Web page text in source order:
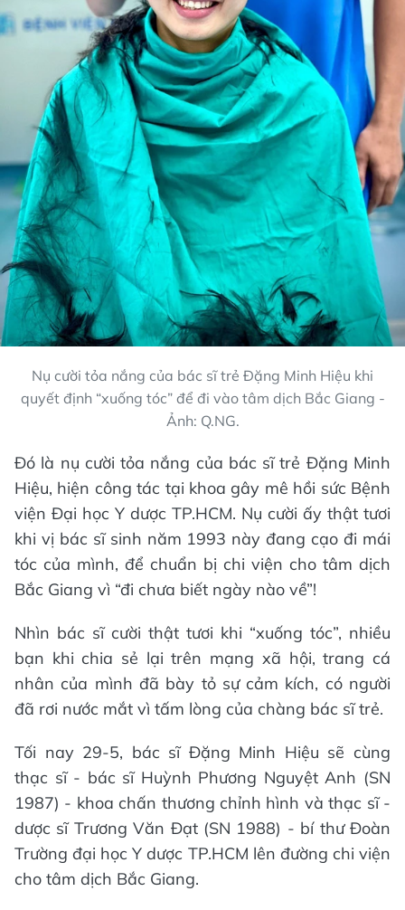
Nụ cười tỏa nắng của bác sĩ trẻ Đặng Minh Hiệu khi
quyết định “xuống tóc” để đi vào tâm dịch Bắc Giang -
Ảnh: Q.NG.
Đó là nụ cười tỏa nắng của bác sĩ trẻ Đặng Minh
Hiệu, hiện công tác tại khoa gây mê hồi sức Bệnh
viện Đại học Y dược TP.HCM. Nụ cười ấy thật tươi
khi vị bác sĩ sinh năm 1993 này đang cạo đi mái
tóc của mình, để chuẩn bị chi viện cho tâm dịch
Bắc Giang vì “đi chưa biết ngày nào về”!
Nhìn bác sĩ cười thật tươi khi “xuống tóc”, nhiều
bạn khi chia sẻ lại trên mạng xã hội, trang cá
nhân của mình đã bày tỏ sự cảm kích, có người
đã rơi nước mắt vì tấm lòng của chàng bác sĩ trẻ.
Tối nay 29-5, bác sĩ Đặng Minh Hiệu sẽ cùng
thạc sĩ - bác sĩ Huỳnh Phương Nguyệt Anh (SN
1987) - khoa chấn thương chỉnh hình và thạc sĩ -
dược sĩ Trương Văn Đạt (SN 1988) - bí thư Đoàn
Trường đại học Y dược TP.HCM lên đường chi viện
cho tâm dịch Bắc Giang.